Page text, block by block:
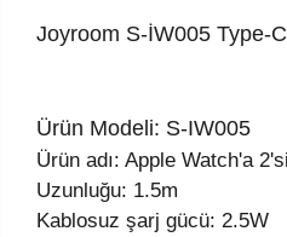
Joyroom S-İW005 Type-
Ürün Modeli: S-IW005
Ürün adı: Apple Watch'a
Uzunluğu: 1.5m
Kablosuz şarj gücü: 2.5W